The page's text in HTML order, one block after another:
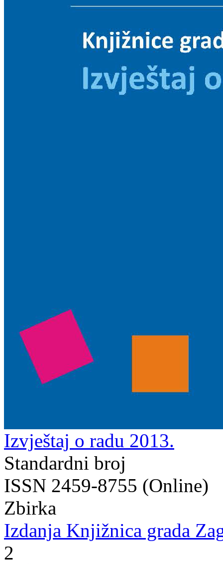
Izvještaj o radu 2013.
Standardni broj
ISSN 2459-8755 (Online)
Zbirka
Izdanja Knjižnica grada
2